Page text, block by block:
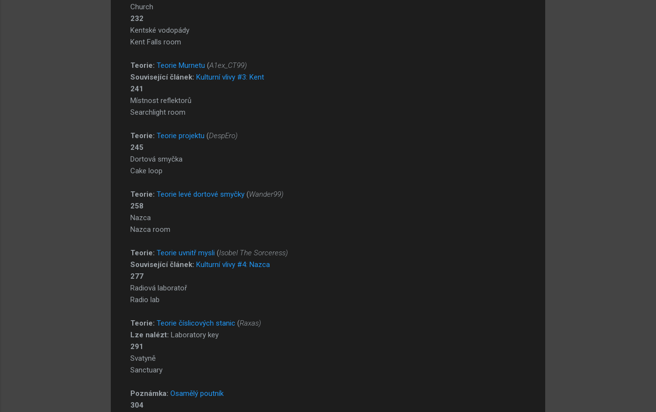
Church
232
Kentské vodopády
Kent Falls room
Teorie: Teorie Murnetu (A1ex_CT99)
Související článek: Kulturní vlivy #3: Kent
241
Místnost reflektorů
Searchlight room
Teorie: Teorie projektu (DespEro)
245
Dortová smyčka
Cake loop
Teorie: Teorie levé dortové smyčky (Wander99)
258
Nazca
Nazca room
Teorie: Teorie uvnitř mysli (Isobel The Sorceress)
Související článek: Kulturní vlivy #4: Nazca
277
Radiová laboratoř
Radio lab
Teorie: Teorie číslicových stanic (Raxas)
Lze nalézt: Laboratory key
291
Svatyně
Sanctuary
Poznámka: Osamělý poutník
304